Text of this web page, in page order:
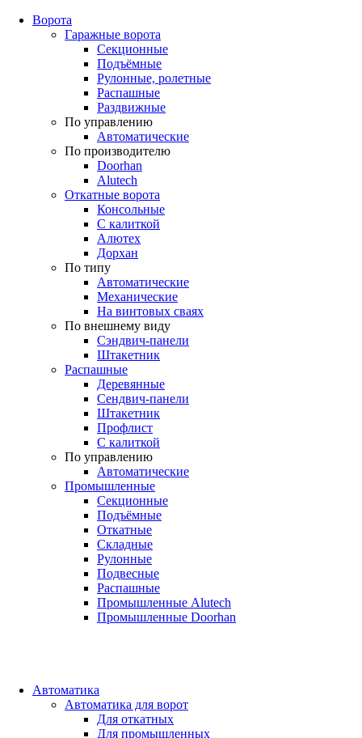
Ворота
Гаражные ворота
Секционные
Подъёмные
Рулонные, ролетные
Распашные
Раздвижные
По управлению
Автоматические
По производителю
Doorhan
Alutech
Откатные ворота
Консольные
С калиткой
Алютех
Дорхан
По типу
Автоматические
Механические
На винтовых сваях
По внешнему виду
Сэндвич-панели
Штакетник
Распашные
Деревянные
Сендвич-панели
Штакетник
Профлист
С калиткой
По управлению
Автоматические
Промышленные
Секционные
Подъёмные
Откатные
Складные
Рулонные
Подвесные
Распашные
Промышленные Alutech
Промышленные Doorhan
Автоматика
Автоматика для ворот
Для откатных
Для промышленных